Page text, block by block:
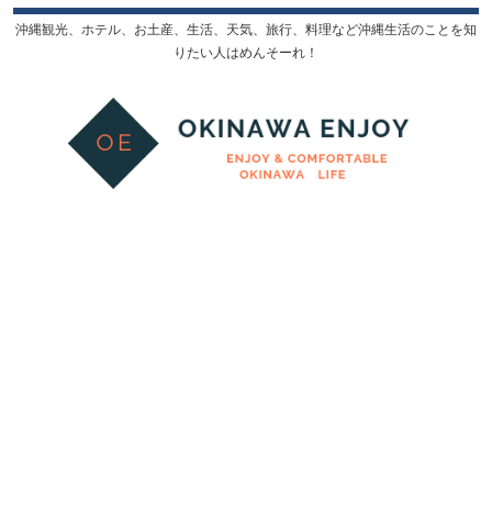
沖縄観光、ホテル、お土産、生活、天気、旅行、料理など沖縄生活のことを知
りたい人はめんそーれ！